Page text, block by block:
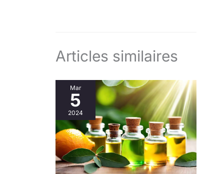
Articles similaires
Mar
5
2024